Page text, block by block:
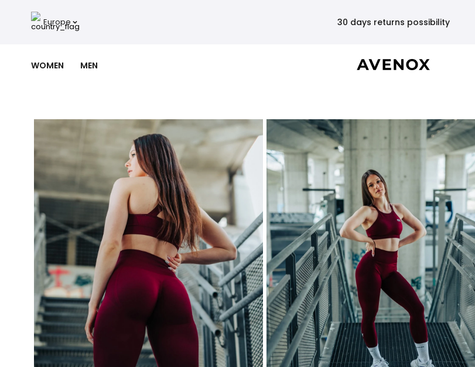
Europe 30 days returns possibility
WOMEN MEN
NEW TRAFFIC SEAMLESS LEGGINGS - RED
Select a size:
Email Address:
Notify me